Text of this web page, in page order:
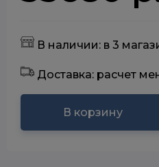
В наличии: в 3
Доставка: расчет
В корзину